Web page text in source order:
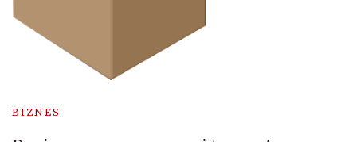
BIZNES